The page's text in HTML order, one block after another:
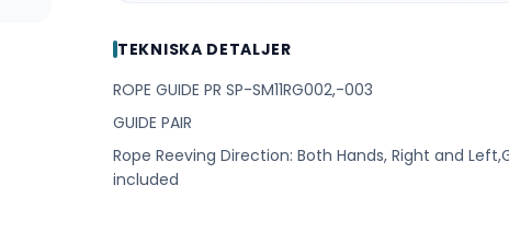
TEKNISKA DETALJER
ROPE GUIDE PR SP-SM11RG002,-003
GUIDE PAIR
Rope Reeving Direction: Both Hands, Right and
included